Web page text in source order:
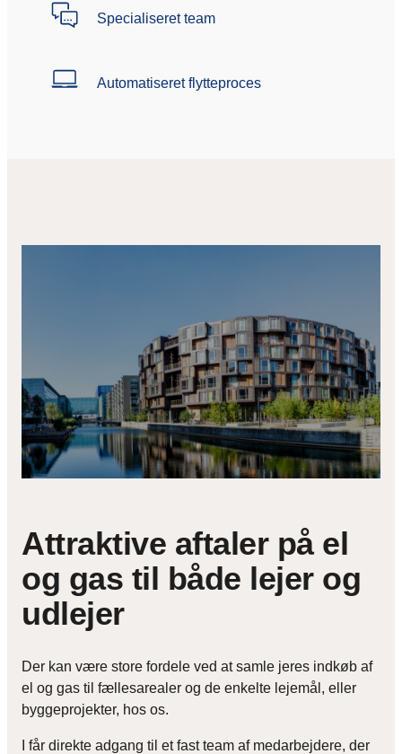
Specialiseret team
Automatiseret flytteproces
Attraktive aftaler på el
og gas til både lejer og
udlejer
Der kan være store fordele ved at samle jeres indkøb af
el og gas til fællesarealer og de enkelte lejemål, eller
byggeprojekter, hos os.
I får direkte adgang til et fast team af medarbejdere, der